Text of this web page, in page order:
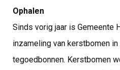
Ophalen
Sinds vorig jaar is Gemeente
inzameling van kerstbomen
tegoedbonnen. Kerstbomen